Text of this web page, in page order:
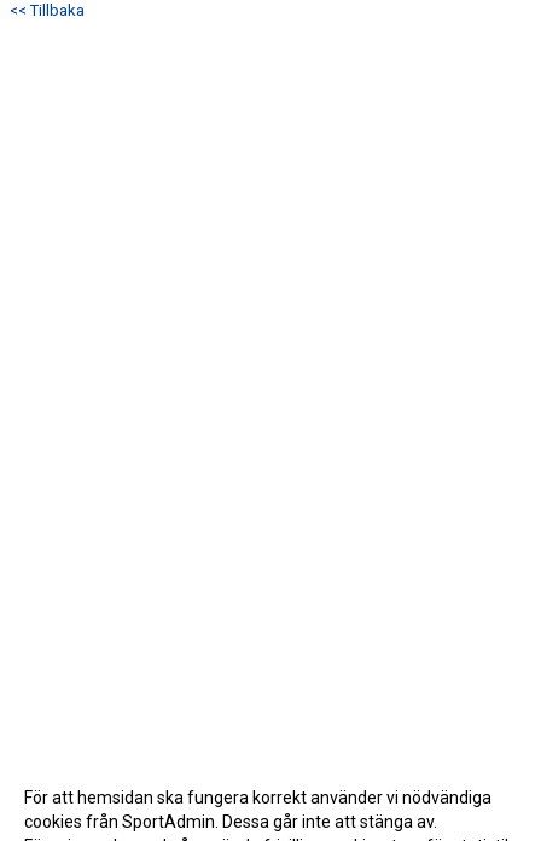
<< Tillbaka
För att hemsidan ska fungera korrekt använder vi nödvändiga
cookies från SportAdmin. Dessa går inte att stänga av.